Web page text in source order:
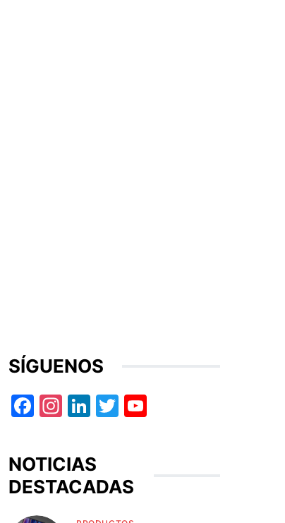
SÍGUENOS
Facebook
Instagram
LinkedIn
Twitter
NOTICIAS
DESTACADAS